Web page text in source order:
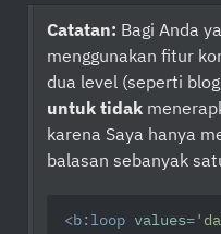
Catatan: Bagi Anda
menggunakan fitur
dua level (seperti
untuk tidak
karena Saya hanya
balasan sebanyak
<b:loop values=